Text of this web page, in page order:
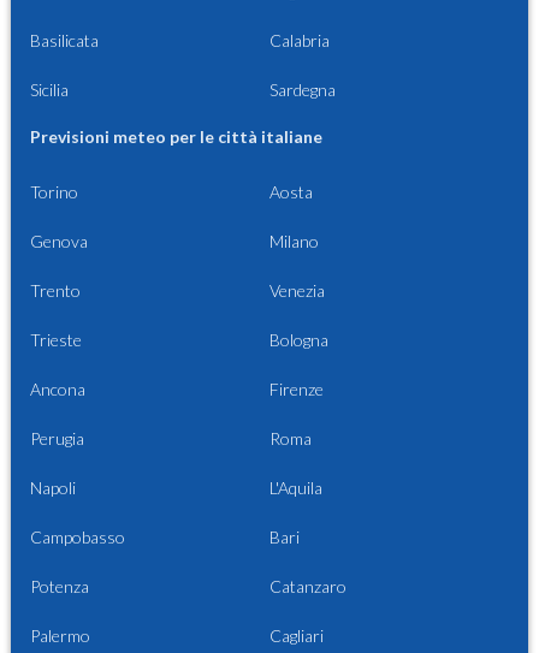
Basilicata Calabria
Sicilia Sardegna
Previsioni meteo per le città italiane
Torino Aosta
Genova Milano
Trento Venezia
Trieste Bologna
Ancona Firenze
Perugia Roma
Napoli L'Aquila
Campobasso Bari
Potenza Catanzaro
Palermo Cagliari